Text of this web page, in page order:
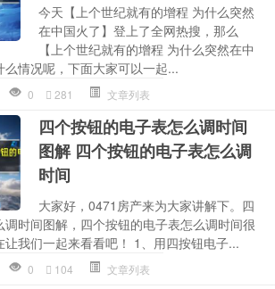
今天【上个世纪就有的增程 为什么突然
在中国火了】登上了全网热搜，那么
【上个世纪就有的增程 为什么突然在中
么情况呢，下面大家可以一起...
0 281 文章列表
四个按钮的电子表怎么调时间
图解 四个按钮的电子表怎么调
时间
大家好，0471房产来为大家讲解下。四
时间图解，四个按钮的电子表怎么调时间很
让我们一起来看看吧！ 1、用四按钮电子...
0 104 文章列表